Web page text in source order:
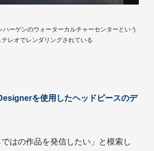
ーゲンのウォーターカルチャーセンターという
レオでレンダリングされている
を使用したヘッドピースのデ
はの作品を発信したい」と模索し